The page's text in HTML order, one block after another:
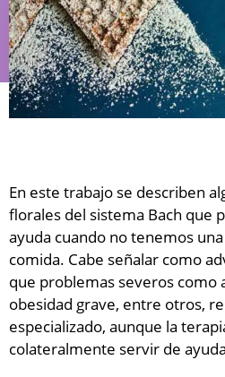
En este trabajo se describen
florales del sistema Bach que
ayuda cuando no tenemos una
comida. Cabe señalar como
que problemas severos como
obesidad grave, entre otros,
especializado, aunque la
colateralmente servir de